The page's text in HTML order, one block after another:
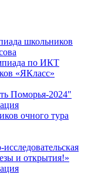
школьников
по ИКТ
«ЯКласс»
Поморья-2024"
очного тура
и открытия!»